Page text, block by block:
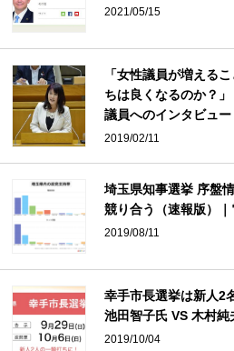
2021/05/15
「女性議員が増える
ちは良くなるのか？
議員へのインタビュー
2019/02/11
埼玉県知事選挙 序盤
競り合う（速報版）
2019/08/11
幸手市長選挙は新人2
池田智子氏 VS 木村
2019/10/04